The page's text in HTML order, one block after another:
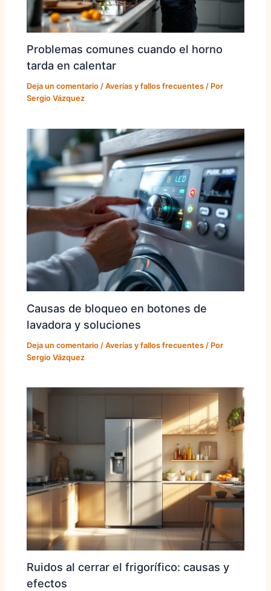
Problemas comunes cuando el horno
tarda en calentar
Deja un comentario /Averías y fallos frecuentes / Por
Sergio Vázquez
Causas de bloqueo en botones de
lavadora y soluciones
Deja un comentario /Averías y fallos frecuentes / Por
Sergio Vázquez
Ruidos al cerrar el frigorífico: causas y
efectos